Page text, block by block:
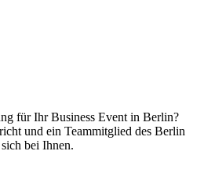
für Ihr Business Event in Berlin?
und ein Teammitglied des Berlin
bei Ihnen.